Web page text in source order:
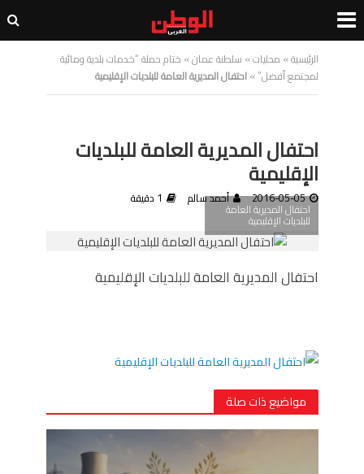
الرئيسية» محليات» سلطنة عمان» ختام حملة “خدمات بلدية ومائية
لمجتمع أفضل”»احتفال المديرية العامة للبلديات الإقليمية
احتفال المديرية العامة للبلديات
الإقليمية
2016-05-05 أحمد سالم 1 دقيقة
احتفال المديرية العامة
للبلديات الإقليمية
احتفال المديرية العامة للبلديات الإقليمية
مواضيع ذات صلة